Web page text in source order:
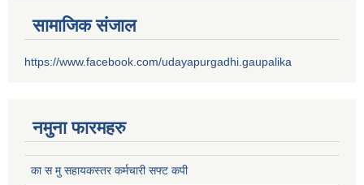
सामाजिक संजाल
https://www.facebook.com/udayapurgadhi.gaupalika
नमुना फारमहरु
का स मु सहायकस्तर कर्मचारी सफ्ट कपी